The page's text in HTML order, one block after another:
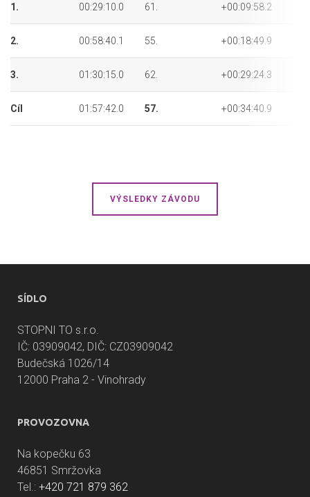
1. 00:29:10.0 61. +00:09:58.2
2. 00:58:40.1 55. +00:18:49.9
3. 01:30:15.0 62. +00:29:24.3
Cíl 01:57:42.0 57. +00:34:40.9
VÝSLEDKY ZÁVODU
SÍDLO
STOPNI TO s.r.o.
IČ: 03909042, DIČ: CZ03909042
Budečská 1026/14
12000 Praha 2 - Vinohrady
PROVOZOVNA
Na kopečku 63
46851 Smržovka
Tel.: +420 721 879 362